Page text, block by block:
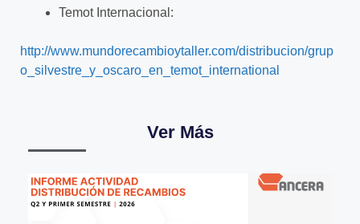
Temot Internacional:
http://www.mundorecambioytaller.com/distribucion/grup
o_silvestre_y_oscaro_en_temot_international
Ver Más